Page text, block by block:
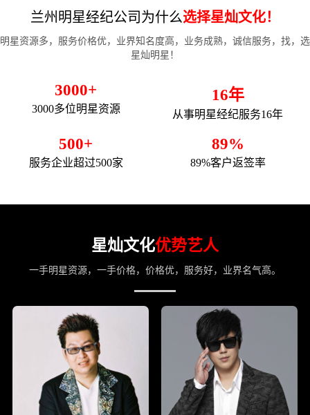
兰州明星经纪公司为什么选择星灿文化！
明星资源多，服务价格优，业界知名度高，业务成熟，诚信服务，找，选
星灿明星！
3000+
3000多位明星资源
16年
从事明星经纪服务16年
500+
服务企业超过500家
89%
89%客户返签率
星灿文化优势艺人
一手明星资源，一手价格，价格优，服务好，业界名气高。